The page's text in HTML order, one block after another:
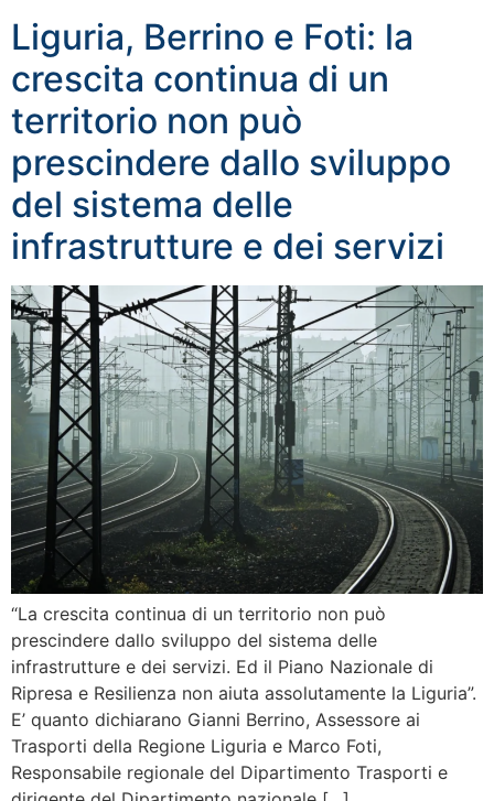
Liguria, Berrino e Foti: la
crescita continua di un
territorio non può
prescindere dallo sviluppo
del sistema delle
infrastrutture e dei servizi
“La crescita continua di un territorio non può
prescindere dallo sviluppo del sistema delle
infrastrutture e dei servizi. Ed il Piano Nazionale di
Ripresa e Resilienza non aiuta assolutamente la Liguria”.
E’ quanto dichiarano Gianni Berrino, Assessore ai
Trasporti della Regione Liguria e Marco Foti,
Responsabile regionale del Dipartimento Trasporti e